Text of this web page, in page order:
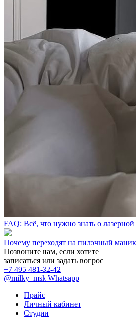
FAQ: Всё, что нужно знать о
Почему переходят на пилочный
Позвоните нам, если хотите
записаться или задать вопрос
+7 495 481-32-42
@milky_msk Whatsapp
Прайс
Личный кабинет
Студии